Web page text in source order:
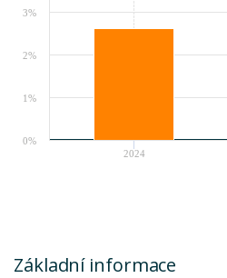
2024
0%
1%
2%
3%
Základní informace